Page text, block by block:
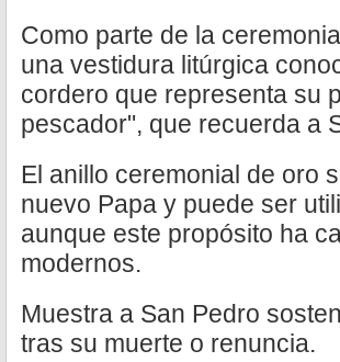
Como parte de la
una vestidura litúrgica
cordero que representa su
pescador", que recuerda a
El anillo ceremonial de oro
nuevo Papa y puede ser
aunque este propósito ha
modernos.
Muestra a San Pedro
tras su muerte o renuncia.